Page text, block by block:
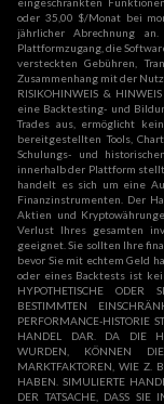
oder 35,00 $/Monat bei
jährlicher Abrechnung
Plattformzugang, die
versteckten Gebühren,
Zusammenhang mit der
RISIKOHINWEIS &
eine Backtesting- und
Trades aus, ermöglicht
bereitgestellten Tools,
Schulungs- und
innerhalb der Plattform stellt
handelt es sich um eine
Finanzinstrumenten. Der
Aktien und
Verlust Ihres gesamten
geeignet. Sie sollten Ihre
bevor Sie mit echtem Geld
oder eines Backtests ist
HYPOTHETISCHE ODER
BESTIMMTEN
PERFORMANCE-HISTORIE
HANDEL DAR. DA DIE
WURDEN, KÖNNEN
MARKTFAKTOREN, WIE Z.
HABEN. SIMULIERTE
DER TATSACHE, DASS